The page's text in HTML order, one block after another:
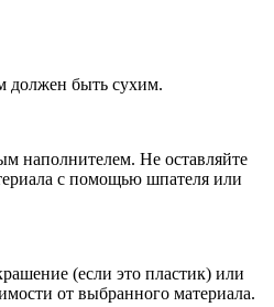
должен быть сухим.
наполнителем. Не оставляйте
с помощью шпателя или
(если это пластик) или
от выбранного материала.